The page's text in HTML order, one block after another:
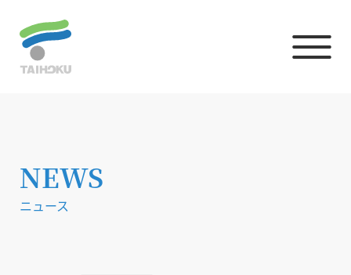
NEWS
ニュース